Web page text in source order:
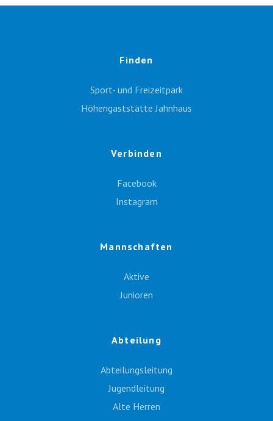
Finden
Sport- und Freizeitpark
Höhengaststätte Jahnhaus
Verbinden
Facebook
Instagram
Mannschaften
Aktive
Junioren
Abteilung
Abteilungsleitung
Jugendleitung
Alte Herren